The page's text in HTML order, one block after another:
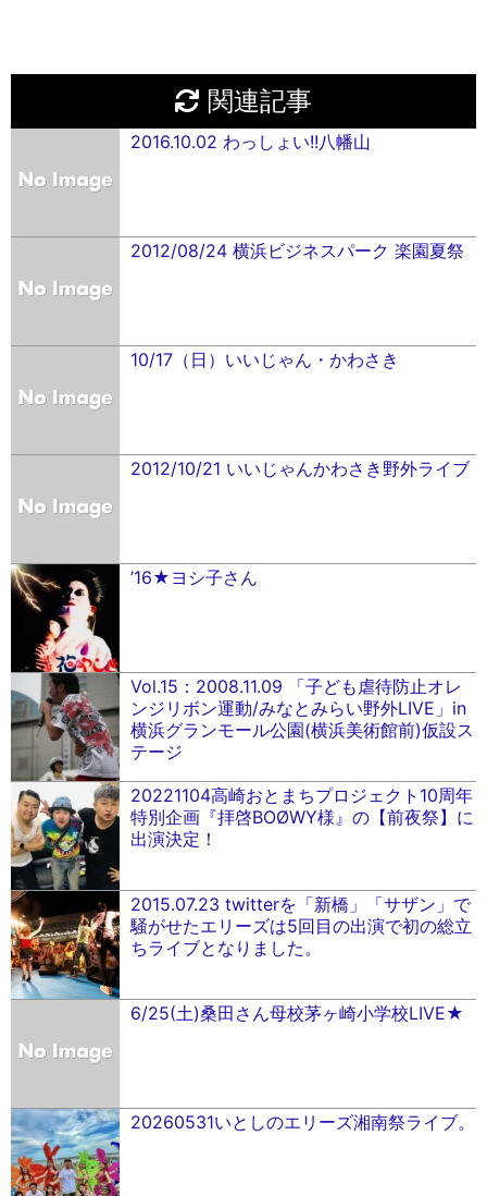
関連記事
2016.10.02 わっしょい!!八幡山
2012/08/24 横浜ビジネスパーク 楽園夏祭
10/17（日）いいじゃん・かわさき
2012/10/21 いいじゃんかわさき野外ライブ
’16★ヨシ子さん
Vol.15：2008.11.09 「子ども虐待防止オレ
ンジリボン運動/みなとみらい野外LIVE」in
横浜グランモール公園(横浜美術館前)仮設ス
テージ
20221104高崎おとまちプロジェクト10周年
特別企画『拝啓BOØWY様』の【前夜祭】に
出演決定！
2015.07.23 twitterを「新橋」「サザン」で
騒がせたエリーズは5回目の出演で初の総立
ちライブとなりました。
6/25(土)桑田さん母校茅ヶ崎小学校LIVE★
20260531いとしのエリーズ湘南祭ライブ。